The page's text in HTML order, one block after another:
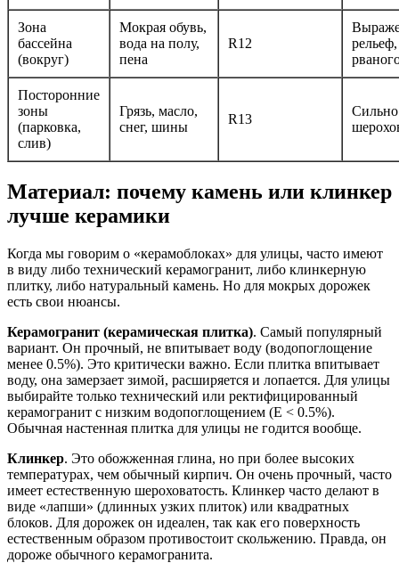
Зона
бассейна
(вокруг)
Мокрая обувь,
вода на полу,
пена
R12
Посторонние
зоны
(парковка,
слив)
Грязь, масло,
снег, шины
R13
Сильно
Материал: почему камень или клинкер
лучше керамики
Когда мы говорим о «керамоблоках» для улицы, часто имеют
в виду либо технический керамогранит, либо клинкерную
плитку, либо натуральный камень. Но для мокрых дорожек
есть свои нюансы.
Керамогранит (керамическая плитка). Самый популярный
вариант. Он прочный, не впитывает воду (водопоглощение
менее 0.5%). Это критически важно. Если плитка впитывает
воду, она замерзает зимой, расширяется и лопается. Для улицы
выбирайте только технический или ректифицированный
керамогранит с низким водопоглощением (E < 0.5%).
Обычная настенная плитка для улицы не годится вообще.
Клинкер. Это обожженная глина, но при более высоких
температурах, чем обычный кирпич. Он очень прочный, часто
имеет естественную шероховатость. Клинкер часто делают в
виде «лапши» (длинных узких плиток) или квадратных
блоков. Для дорожек он идеален, так как его поверхность
естественным образом противостоит скольжению. Правда, он
дороже обычного керамогранита.